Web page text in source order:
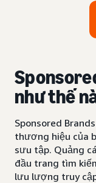
như thế
Sponsored
thương hiệu của
sưu tập. Quảng
đầu trang tìm
lưu lượng truy